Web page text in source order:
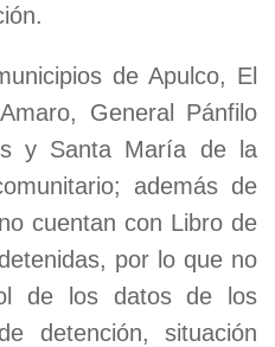
de Apulco, El
General Pánfilo
y Santa María de la
además de
cuentan con Libro de
por lo que no
de los datos de los
detención, situación